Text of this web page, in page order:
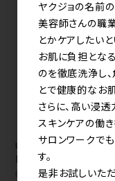
uka スカルプブラシ
kenzan バリカタ
《barikata》
ヤクジョの名前の
美容師さんの職
とかケアしたい
お肌に負担とな
のを徹底洗浄し
とで健康的なお
さらに、高い浸透
スキンケアの働き
サロンワークで
す。
是非お試しいた